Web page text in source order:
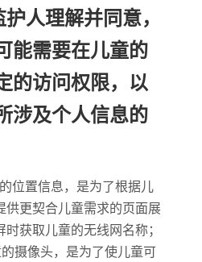
人理解并同意，
能需要在儿童的
的访问权限，以
涉及个人信息的
位置信息，是为了根据儿
供更契合儿童需求的页面展
获取儿童的无线网名称；
的摄像头，是为了使儿童可